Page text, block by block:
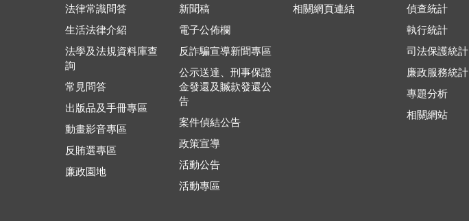
法律常識問答
生活法律介紹
法學及法規資料庫查
詢
常見問答
出版品及手冊專區
動畫影音專區
反賄選專區
廉政園地
新聞稿
電子公佈欄
反詐騙宣導新聞專區
公示送達、刑事保證
金發還及贓款發還公
告
案件偵結公告
政策宣導
活動公告
活動專區
相關網頁連結 偵查統計
執行統計
司法保護統計
廉政服務統計
專題分析
相關網站